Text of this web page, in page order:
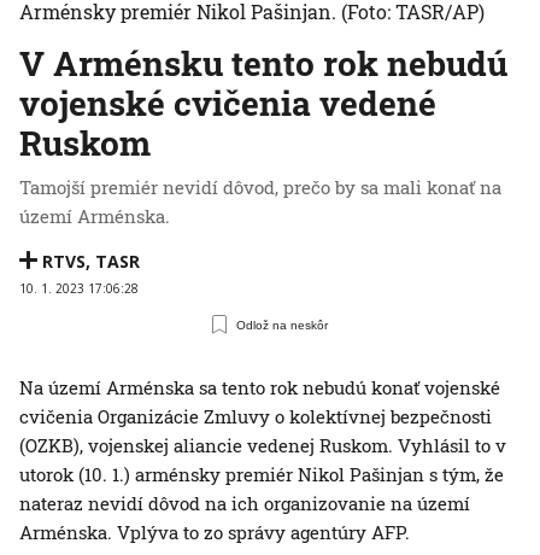
V Arménsku tento rok nebudú
vojenské cvičenia vedené
Ruskom
Tamojší premiér nevidí dôvod, prečo by sa mali konať na
území Arménska.
RTVS, TASR
10. 1. 2023 17:06:28
Odlož na neskôr
Arménsky premiér Nikol Pašinjan. (Foto: TASR/AP)
Na území Arménska sa tento rok nebudú konať vojenské
cvičenia Organizácie Zmluvy o kolektívnej bezpečnosti
(OZKB), vojenskej aliancie vedenej Ruskom. Vyhlásil to v
utorok (10. 1.) arménsky premiér Nikol Pašinjan s tým, že
nateraz nevidí dôvod na ich organizovanie na území
Arménska. Vplýva to zo správy agentúry AFP.